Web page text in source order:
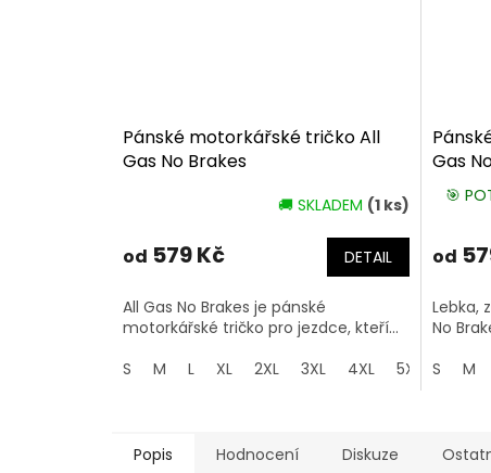
Pánské motorkářské tričko All
Gas No Brakes
🚚 SKLADEM (1 ks)
od 579 Kč DETAIL
All Gas No Brakes je pánské
motorkářské tričko pro jezdce, kteří...
S
M L XL 2XL 3XL 4XL 5XL
Gas
🎯
od
Lebka,
No
S
M
Popis Hodnocení Diskuze